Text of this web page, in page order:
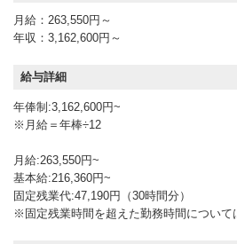
月給：263,550円～
年収：3,162,600円～
給与詳細
年俸制:3,162,600円~
※月給＝年棒÷12
月給:263,550円~
基本給:216,360円~
固定残業代:47,190円（30時間分）
※固定残業時間を超えた勤務時間について